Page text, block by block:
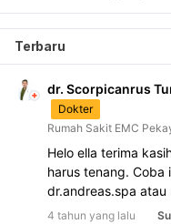
Terbaru
dr. Scorpicanrus
Dokter
Rumah Sakit EMC
Helo ella terima
harus tenang. Coba
dr.andreas.spa
4 tahun yang lalu